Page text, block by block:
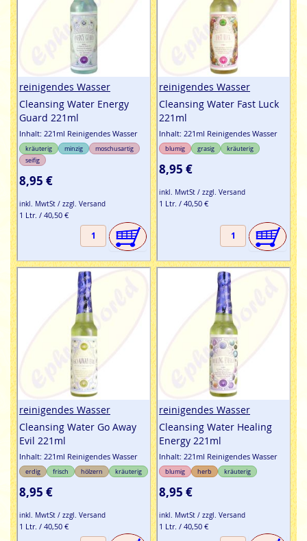
reinigendes Wasser
Cleansing Water Energy
Guard 221ml
Inhalt: 221ml Reinigendes Wasser
kräuterig minzig
moschusartig
seifig
8,95 €
inkl. MwtSt / zzgl. Versand
1 Ltr. / 40,50 €
reinigendes Wasser
Cleansing Water Fast Luck
221ml
Inhalt: 221ml Reinigendes Wasser
blumig grasig kräuterig
8,95 €
inkl. MwtSt / zzgl. Versand
1 Ltr. / 40,50 €
reinigendes Wasser
Cleansing Water Go Away
Evil 221ml
Inhalt: 221ml Reinigendes Wasser
erdig frisch hölzern kräuterig
8,95 €
inkl. MwtSt / zzgl. Versand
1 Ltr. / 40,50 €
reinigendes Wasser
Cleansing Water Healing
Energy 221ml
Inhalt: 221ml Reinigendes Wasser
blumig herb kräuterig
8,95 €
inkl. MwtSt / zzgl. Versand
1 Ltr. / 40,50 €